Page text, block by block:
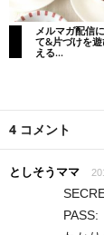
メルマガ配信
て&片づけを
える...
4 コメント
としそうママ
PASS: